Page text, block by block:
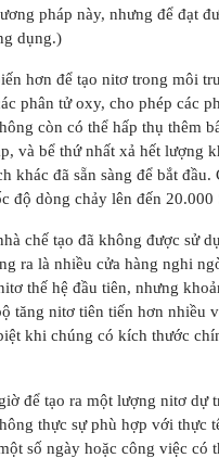
pháp này, nhưng để đạt
dụng.)
hơn để tạo nitơ trong môi
phân tử oxy, cho phép các
còn có thể hấp thụ thêm
và bể thứ nhất xả hết lượng
khác đã sẵn sàng để bắt đầu.
độ dòng chảy lên đến 20.000
chế tạo đã không được sử
ra là nhiều cửa hàng nghi
thế hệ đầu tiên, nhưng
tăng nitơ tiên tiến hơn nhiều
khi chúng có kích thước
để tạo ra một lượng nitơ dự
thực sự phù hợp với thực
số ngày hoặc công việc có